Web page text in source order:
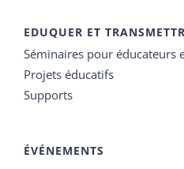
EDUQUER ET
Séminaires pour éducateurs
Projets éducatifs
Supports
ÉVÉNEMENTS